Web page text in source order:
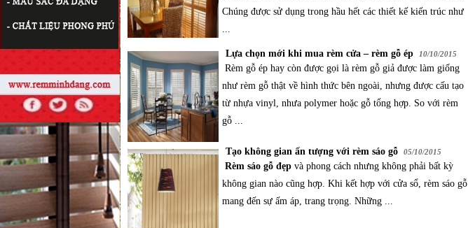
Chúng được sử dụng trong hầu hết các thiết kế kiến trúc như
Lựa chọn mới khi mua rèm cửa – rèm gỗ ép 10/10/2015
Rèm gỗ ép hay còn được gọi là rèm gỗ giả được làm giống
như rèm gỗ thật về hình thức bên ngoài, nhưng được cấu tạo
từ nhựa vinyl, nhưa polymer hoặc gỗ tổng hợp. So với rèm
gỗ ...
Tạo không gian ấn tượng với rèm sáo gỗ 05/10/2015
Rèm sáo gỗ đẹp và phong cách nhưng không phải bất kỳ
không gian nào cũng hợp. Khi kết hợp với cửa sổ, rèm sáo gỗ
mang đến sự ấm áp, trang trọng. Những ...